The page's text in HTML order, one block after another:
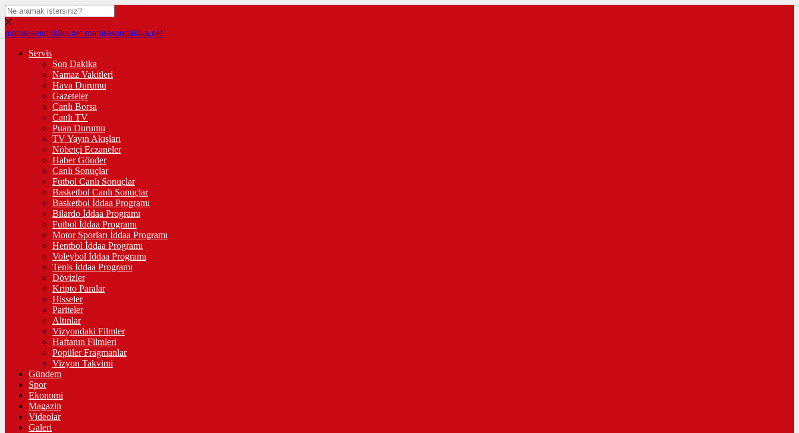
manisasondakika.net manisasondakika.net
Servis
Son Dakika
Namaz Vakitleri
Hava Durumu
Gazeteler
Canlı Borsa
Canlı TV
Puan Durumu
TV Yayın Akışları
Nöbetçi Eczaneler
Haber Gönder
Canlı Sonuçlar
Futbol Canlı Sonuçlar
Basketbol Canlı Sonuçlar
Basketbol İddaa Programı
Bilardo İddaa Programı
Futbol İddaa Programı
Motor Sporları İddaa Programı
Hentbol İddaa Programı
Voleybol İddaa Programı
Tenis İddaa Programı
Dövizler
Kripto Paralar
Hisseler
Pariteler
Altınlar
Vizyondaki Filmler
Haftanın Filmleri
Popüler Fragmanlar
Vizyon Takvimi
Gündem
Spor
Ekonomi
Magazin
Videolar
Galeri